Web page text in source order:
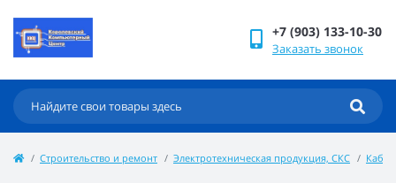
+7 (903) 133-10-30
Заказать звонок
Строительство и ремонт Электротехническая продукция, СКС